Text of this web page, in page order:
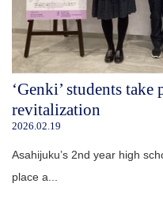
‘Genki’ students
revitalization
2026.02.19
Asahijuku’s 2nd year high
place a...